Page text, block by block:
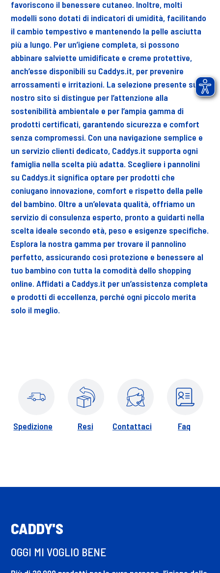
favoriscono il benessere cutaneo. Inoltre, molti
modelli sono dotati di indicatori di umidità, facilitando
il cambio tempestivo e mantenendo la pelle asciutta
più a lungo. Per un’igiene completa, si possono
abbinare salviette umidificate e creme protettive,
anch’esse disponibili su Caddys.it, per prevenire
arrossamenti e irritazioni. La selezione presente sul
nostro sito si distingue per l’attenzione alla
sostenibilità ambientale e per l’ampia gamma di
prodotti certificati, garantendo sicurezza e comfort
senza compromessi. Con una navigazione semplice e
un servizio clienti dedicato, Caddys.it supporta ogni
famiglia nella scelta più adatta. Scegliere i pannolini
su Caddys.it significa optare per prodotti che
coniugano innovazione, comfort e rispetto della pelle
del bambino. Oltre a un’elevata qualità, offriamo un
servizio di consulenza esperto, pronto a guidarti nella
scelta ideale secondo età, peso e esigenze specifiche.
Esplora la nostra gamma per trovare il pannolino
perfetto, assicurando così protezione e benessere al
tuo bambino con tutta la comodità dello shopping
online. Affidati a Caddys.it per un’assistenza completa
e prodotti di eccellenza, perché ogni piccolo merita
solo il meglio.
Spedizione Resi Contattaci Faq
CADDY'S
OGGI MI VOGLIO BENE